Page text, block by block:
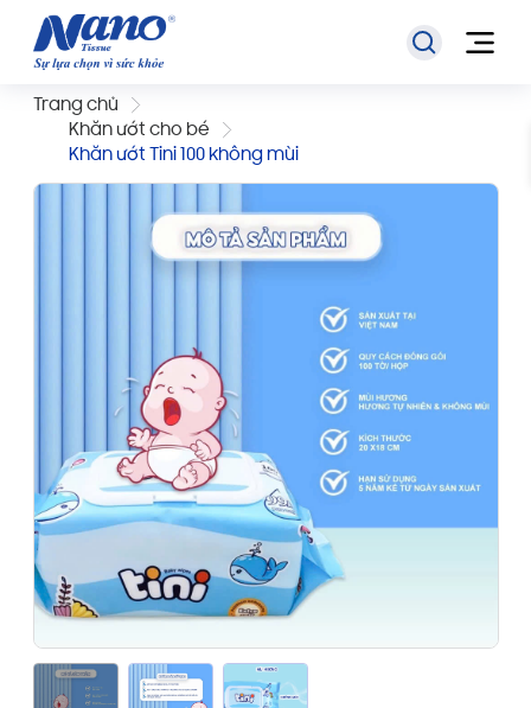
Trang chủ
Khăn ướt cho bé
Khăn ướt Tini 100 không mùi